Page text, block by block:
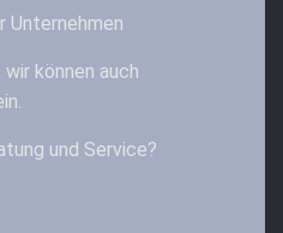
Unternehmen
können auch
und Service?